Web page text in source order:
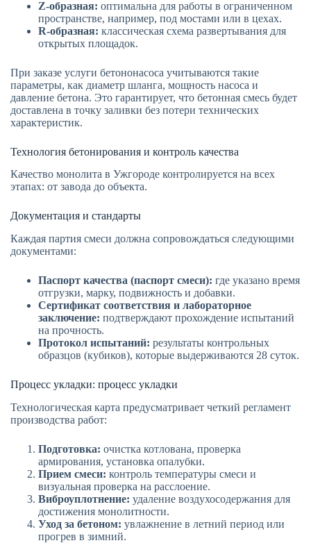
Z-образная: оптимальна для работы в ограниченном
пространстве, например, под мостами или в цехах.
R-образная: классическая схема развертывания для
открытых площадок.
При заказе услуги бетононасоса учитываются такие
параметры, как диаметр шланга, мощность насоса и
давление бетона. Это гарантирует, что бетонная смесь будет
доставлена в точку заливки без потери технических
характеристик.
Технология бетонирования и контроль качества
Качество монолита в Ужгороде контролируется на всех
этапах: от завода до объекта.
Документация и стандарты
Каждая партия смеси должна сопровождаться следующими
документами:
Паспорт качества (паспорт смеси): где указано время
отгрузки, марку, подвижность и добавки.
Сертификат соответствия и лабораторное
заключение: подтверждают прохождение испытаний
на прочность.
Протокол испытаний: результаты контрольных
образцов (кубиков), которые выдерживаются 28 суток.
Процесс укладки: процесс укладки
Технологическая карта предусматривает четкий регламент
производства работ:
Подготовка: очистка котлована, проверка
армирования, установка опалубки.
Прием смеси: контроль температуры смеси и
визуальная проверка на расслоение.
Виброуплотнение: удаление воздухосодержания для
достижения монолитности.
Уход за бетоном: увлажнение в летний период или
прогрев в зимний.